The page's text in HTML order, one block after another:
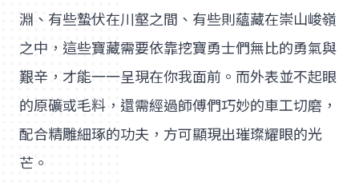
淵、有些蟄伏在川壑之間、有些則蘊藏在崇山峻嶺
之中，這些寶藏需要依靠挖寶勇士們無比的勇氣與
艱辛，才能一一呈現在你我面前。而外表並不起眼
的原礦或毛料，還需經過師傅們巧妙的車工切磨，
配合精雕細琢的功夫，方可顯現出璀璨耀眼的光
芒。